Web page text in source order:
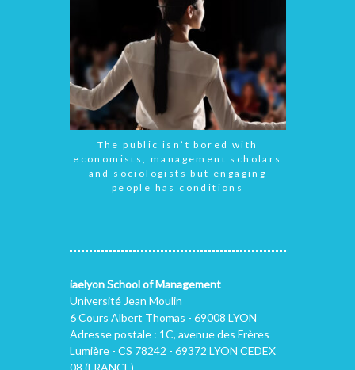
The public isn’t bored with
economists, management scholars
and sociologists but engaging
people has conditions
iaelyon School of Management
Université Jean Moulin
6 Cours Albert Thomas - 69008 LYON
Adresse postale : 1C, avenue des Frères
Lumière - CS 78242 - 69372 LYON CEDEX